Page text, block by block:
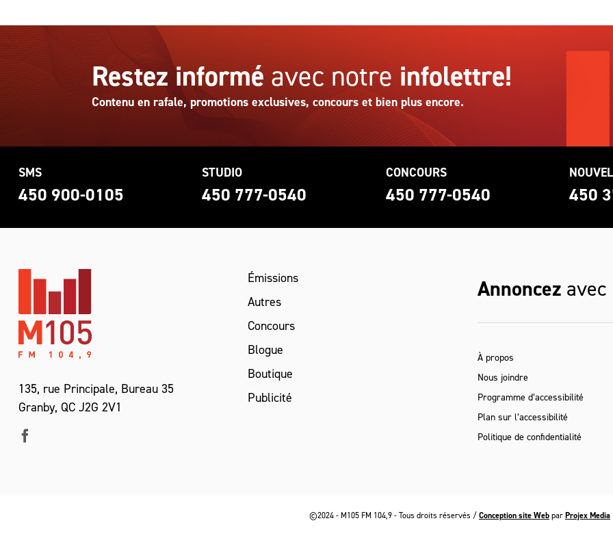
Restez informé avec notre infolettre!
Contenu en rafale, promotions exclusives, concours et bien plus encore.
SMS
450 900-0105
STUDIO
450 777-0540
CONCOURS
450 777-0540 450
135, rue Principale, Bureau 35
Granby, QC J2G 2V1
Émissions
Autres
Concours
Blogue
Boutique
Publicité
Annoncez avec
À propos
Nous joindre
Programme d’accessibilité
Plan sur l’accessibilité
Politique de confidentialité
©2024 - M105 FM 104,9 - Tous droits réservés /Conception site WebparProjex Media